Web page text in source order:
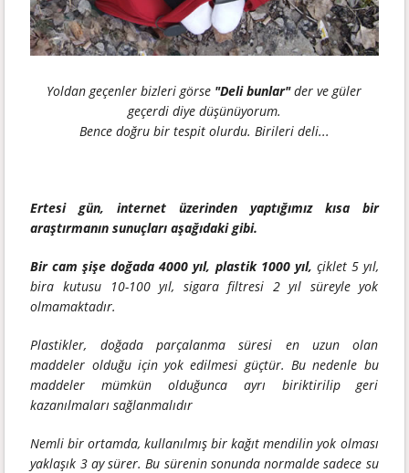
Yoldan geçenler bizleri görse "Deli bunlar"der ve güler
geçerdi diye düşünüyorum.
Bence doğru bir tespit olurdu. Birileri deli...
Ertesi gün, internet üzerinden yaptığımız kısa bir
araştırmanın sunuçları aşağıdaki gibi.
Bir cam şişe doğada 4000 yıl, plastik 1000 yıl, çiklet 5 yıl,
bira kutusu 10-100 yıl, sigara filtresi 2 yıl süreyle yok
olmamaktadır.
Plastikler, doğada parçalanma süresi en uzun olan
maddeler olduğu için yok edilmesi güçtür. Bu nedenle bu
maddeler mümkün olduğunca ayrı biriktirilip geri
kazanılmaları sağlanmalıdır
Nemli bir ortamda, kullanılmış bir kağıt mendilin yok olması
yaklaşık 3 ay sürer. Bu sürenin sonunda normalde sadece su